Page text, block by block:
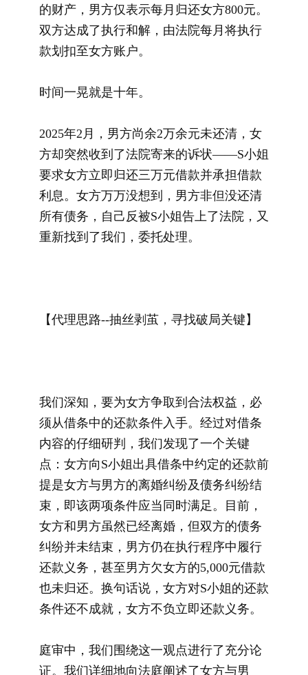
的财产，男方仅表示每月归还女方800元。
双方达成了执行和解，由法院每月将执行
款划扣至女方账户。
时间一晃就是十年。
2025年2月，男方尚余2万余元未还清，女
方却突然收到了法院寄来的诉状——S小姐
要求女方立即归还三万元借款并承担借款
利息。女方万万没想到，男方非但没还清
所有债务，自己反被S小姐告上了法院，又
重新找到了我们，委托处理。
【代理思路--抽丝剥茧，寻找破局关键】
我们深知，要为女方争取到合法权益，必
须从借条中的还款条件入手。经过对借条
内容的仔细研判，我们发现了一个关键
点：女方向S小姐出具借条中约定的还款前
提是女方与男方的离婚纠纷及债务纠纷结
束，即该两项条件应当同时满足。目前，
女方和男方虽然已经离婚，但双方的债务
纠纷并未结束，男方仍在执行程序中履行
还款义务，甚至男方欠女方的5,000元借款
也未归还。换句话说，女方对S小姐的还款
条件还不成就，女方不负立即还款义务。
庭审中，我们围绕这一观点进行了充分论
证。我们详细地向法庭阐述了女方与男